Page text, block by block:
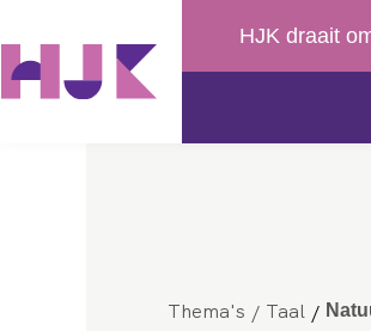
HJK draait
Thema's / Taal /